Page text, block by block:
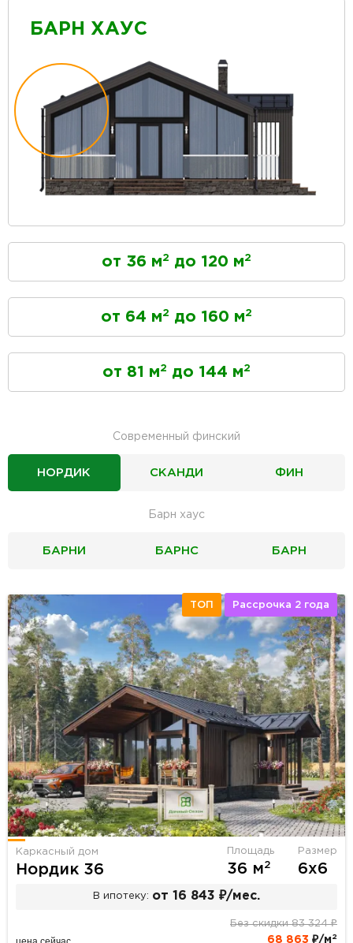
БАРН ХАУС
от 36 м2 до 120 м2
от 64 м2 до 160 м2
от 81 м2 до 144 м2
Современный финский
НОРДИК СКАНДИ ФИН
Барн хаус
БАРНИ БАРНС БАРН
ТОП Рассрочка 2 года
Каркасный дом
Нордик 36
Площадь
36 м2
Размер
6х6
В ипотеку: от 16 843 ₽/мес.
Без скидки 83 324 ₽
68 863 ₽/м 2